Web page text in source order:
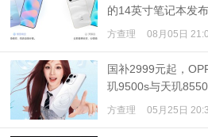
的14英寸笔记本发布
方查理 08月05日
国补2999元起，
玑9500s与天玑
机对比】
方查理 05月25日